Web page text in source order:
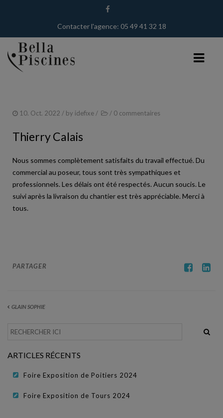
Contacter l'agence: 05 49 41 32 18
PISCINISTE DANS LE 86
PISCINISTE DANS LE 37
NOS TECHNIQUES
PISCINES
PISCINES COQUES ÉVOLUTIVES
SPAS
SPAS ALPINA
10. Oct. 2022 / by idefixe / / 0 commentaires
Thierry Calais
Nous sommes complètement satisfaits du travail effectué. Du
commercial au poseur, tous sont très sympathiques et
professionnels. Les délais ont été respectés. Aucun soucis. Le
suivi après la livraison du chantier est très appréciable. Merci à
tous.
PARTAGER
GLAIN SOPHIE
ARTICLES RÉCENTS
Foire Exposition de Poitiers 2024
Foire Exposition de Tours 2024